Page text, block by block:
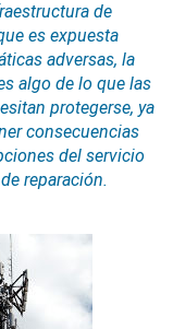
de
es expuesta
adversas, la
algo de lo que las
protegerse, ya
consecuencias
del servicio
reparación.